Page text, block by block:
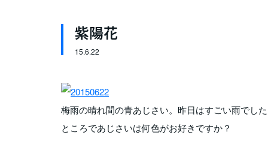
紫陽花
15.6.22
梅雨の晴れ間の青あじさい。昨日はすごい雨でした
ところであじさいは何色がお好きですか？